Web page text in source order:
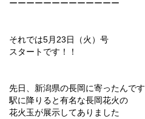
ーーーーーーーーーーーーー
それでは5月23日（火）号
スタートです！！
先日、新潟県の長岡に寄ったんです
駅に降りると有名な長岡花火の
花火玉が展示してありました